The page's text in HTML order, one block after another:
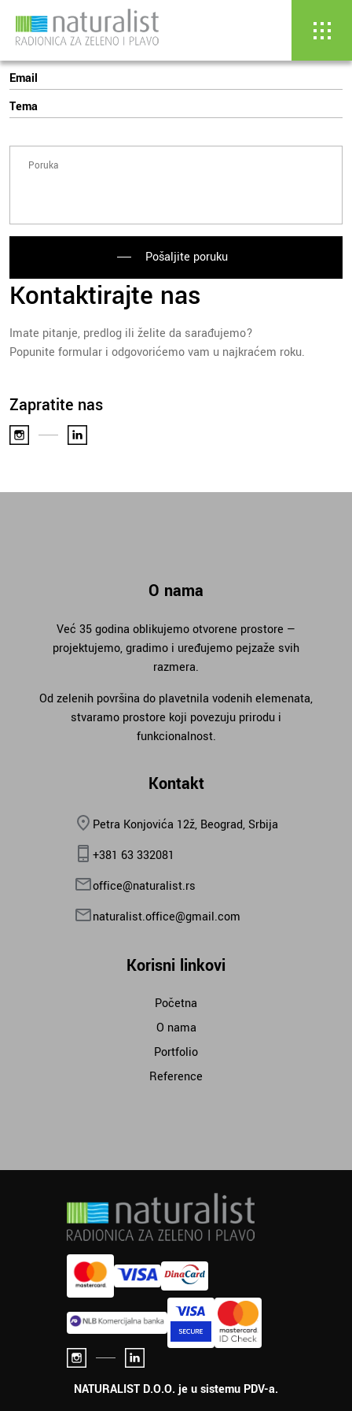
content
Shop
Pošaljite poruku
Kontaktirajte nas
Imate pitanje, predlog ili želite da sarađujemo?
Popunite formular i odgovorićemo vam u najkraćem roku.
Zapratite nas
O nama
Već 35 godina oblikujemo otvorene prostore —
projektujemo, gradimo i uređujemo pejzaže svih
razmera.
Od zelenih površina do plavetnila vodenih elemenata,
stvaramo prostore koji povezuju prirodu i
funkcionalnost.
Kontakt
Petra Konjovića 12ž, Beograd, Srbija
+381 63 332081
office@naturalist.rs
naturalist.office@gmail.com
Korisni linkovi
Početna
O nama
Portfolio
Reference
NATURALIST D.O.O. je u sistemu PDV-a.